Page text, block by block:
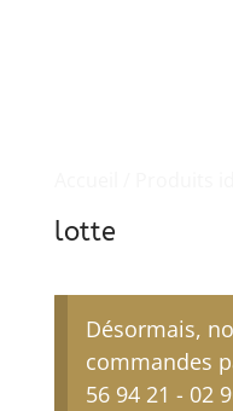
lotte
Désormais,
commandes
56 94 21 - 02